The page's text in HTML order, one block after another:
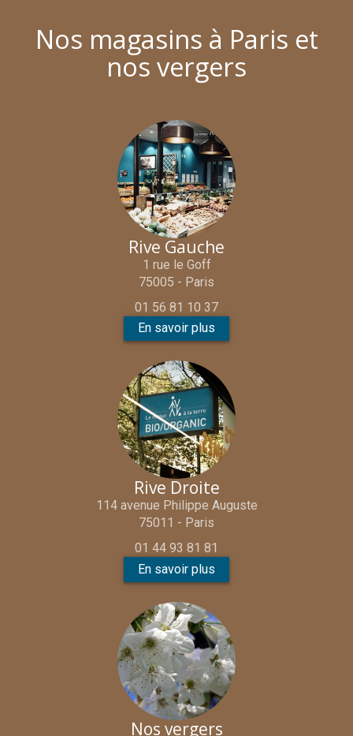
Nos magasins à Paris et
nos vergers
Rive Gauche
1 rue le Goff
75005 - Paris
01 56 81 10 37
En savoir plus
Rive Droite
114 avenue Philippe Auguste
75011 - Paris
01 44 93 81 81
En savoir plus
Nos vergers